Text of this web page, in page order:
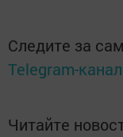
Следите за
Telegram-
Читайте